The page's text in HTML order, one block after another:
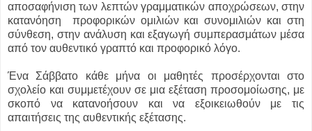
αποσαφήνιση των λεπτών γραμματικών αποχρώσεων, στην
κατανόηση
προφορικών ομιλιών και συνομιλιών και στη
σύνθεση, στην ανάλυση και εξαγωγή συμπερασμάτων μέσα
από τον αυθεντικό γραπτό και προφορικό λόγο.
Ένα Σάββατο κάθε μήνα οι μαθητές προσέρχονται στο
σχολείο και συμμετέχουν σε μια εξέταση προσομοίωσης, με
σκοπό να κατανοήσουν και να εξοικειωθούν με τις
απαιτήσεις της αυθεντικής εξέτασης.